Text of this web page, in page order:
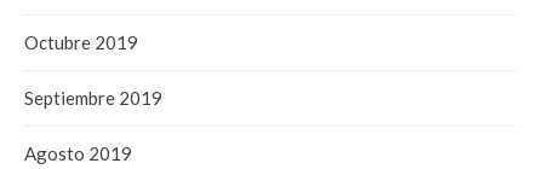
Octubre 2019
Septiembre 2019
Agosto 2019